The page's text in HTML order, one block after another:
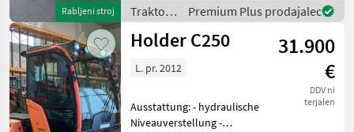
Rabljeni stroj
pogon: štirikolesni pogon
Traktor
Traktor /
Holder
Premium Plus prodajalec
Holder C250
31.900
€
DDV ni
terjalen
L. pr. 2012
Ausstattung: - hydraulische
Niveauverstellung -